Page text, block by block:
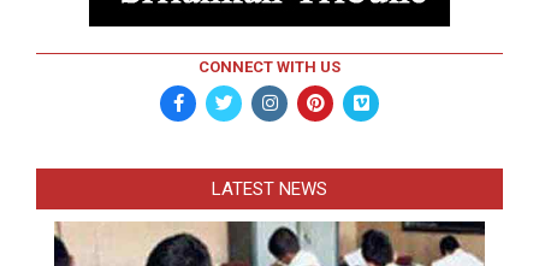
CONNECT WITH US
LATEST NEWS